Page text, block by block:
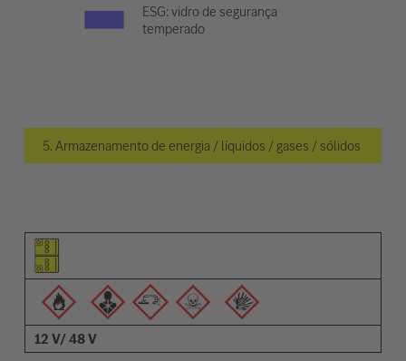
ESG: vidro de segurança
temperado
5. Armazenamento de energia / líquidos / gases / sólidos
Pictograma do elemento
Pictogramas de advertências
Descrição
12 V/ 48 V